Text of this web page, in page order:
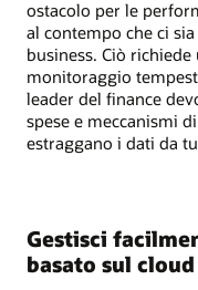
ostacolo per le
al contempo che ci
business. Ciò
monitoraggio
leader del finance
spese e meccanismi
estraggano i dati da
Gestisci
basato sul